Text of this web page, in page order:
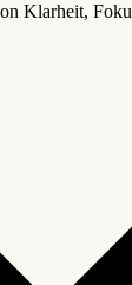
Klarheit,